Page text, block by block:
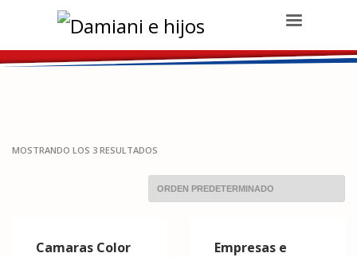
Damiani e hijos
Empresas e
MOSTRANDO LOS 3 RESULTADOS
Camaras Color
Empresas e